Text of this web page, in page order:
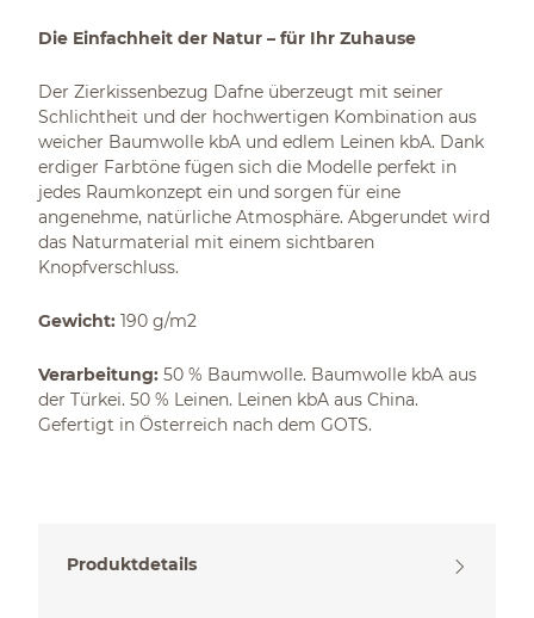
Die Einfachheit der Natur – für Ihr Zuhause
Der Zierkissenbezug Dafne überzeugt mit seiner
Schlichtheit und der hochwertigen Kombination aus
weicher Baumwolle kbA und edlem Leinen kbA. Dank
erdiger Farbtöne fügen sich die Modelle perfekt in
jedes Raumkonzept ein und sorgen für eine
angenehme, natürliche Atmosphäre. Abgerundet wird
das Naturmaterial mit einem sichtbaren
Knopfverschluss.
Gewicht: 190 g/m2
Verarbeitung: 50 % Baumwolle. Baumwolle kbA aus
der Türkei. 50 % Leinen. Leinen kbA aus China.
Gefertigt in Österreich nach dem GOTS.
Produktdetails